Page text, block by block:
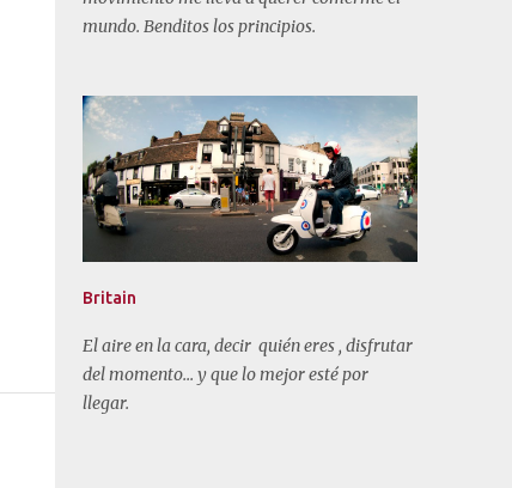
mundo. Benditos los principios.
Britain
El aire en la cara, decir quién eres , disfrutar
del momento... y que lo mejor esté por
llegar.